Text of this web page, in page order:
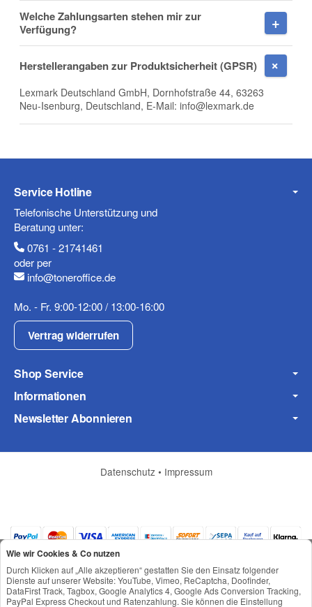
Firma
Telefon
Mobiltelefon
Fax
Welche Zahlungsarten stehen mir zur
Verfügung?
Herstellerangaben zur Produktsicherheit (GPSR)
Lexmark Deutschland GmbH, Dornhofstraße 44, 63263
Neu-Isenburg, Deutschland, E-Mail: info@lexmark.de
Service Hotline
Telefonische Unterstützung und
Beratung unter:
0761 - 21741461
oder per
info@toneroffice.de
Mo. - Fr. 9:00-12:00 / 13:00-16:00
Vertrag widerrufen
Shop Service
Informationen
Newsletter Abonnieren
Datenschutz • Impressum
Wie wir Cookies & Co nutzen
Durch Klicken auf „Alle akzeptieren“ gestatten Sie den Einsatz folgender
Dienste auf unserer Website: YouTube, Vimeo, ReCaptcha, Doofinder,
DataFirst Track, Tagbox, Google Analytics 4, Google Ads Conversion Tracking,
PayPal Express Checkout und Ratenzahlung. Sie können die Einstellung